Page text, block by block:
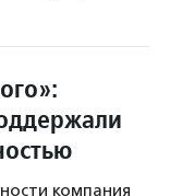
компания